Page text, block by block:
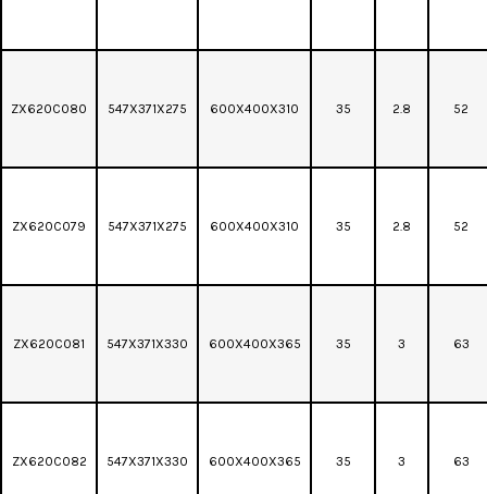
ZX620C080 547X371X275 600X400X310 35 2.8 52
ZX620C079 547X371X275 600X400X310 35 2.8 52
ZX620C081 547X371X330 600X400X365 35 3 63
ZX620C082 547X371X330 600X400X365 35 3 63